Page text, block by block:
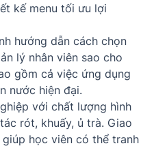
kế menu tối ưu lợi
hướng dẫn cách chọn
lý nhân viên sao cho
gồm cả việc ứng dụng
nước hiện đại.
với chất lượng hình
rót, khuấy, ủ trà. Giao
học viên có thể tranh